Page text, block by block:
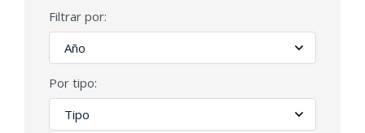
Filtrar por:
Por tipo: